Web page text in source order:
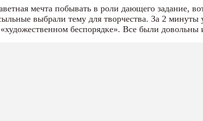
мечта побывать в роли дающего задание,
выбрали тему для творчества. За 2
беспорядке». Все были довольны